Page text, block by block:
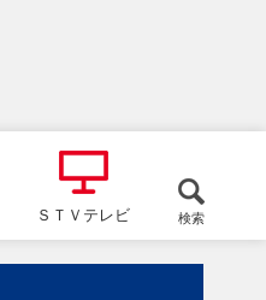
ＳＴＶテレビ 検索